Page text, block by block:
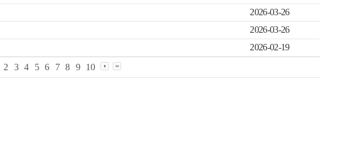
2026-03-26
2026-03-26
2026-02-19
2 3 4 5 6 7 8 9 10